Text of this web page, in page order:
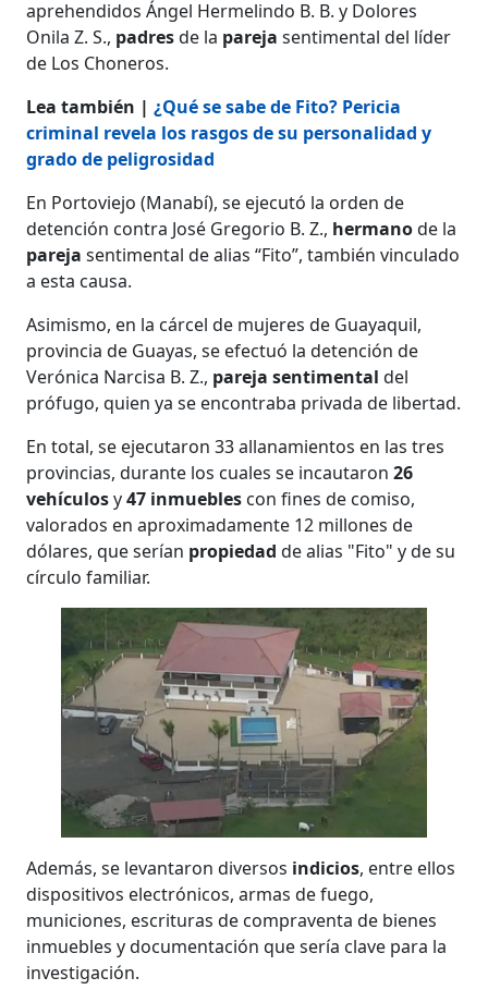
aprehendidos Ángel Hermelindo B. B. y Dolores
Onila Z. S., padresde la parejasentimental del líder
de Los Choneros.
Lea también |¿Qué se sabe de Fito? Pericia
criminal revela los rasgos de su personalidad y
grado de peligrosidad
En Portoviejo (Manabí), se ejecutó la orden de
detención contra José Gregorio B. Z., hermanode la
parejasentimental de alias “Fito”, también vinculado
a esta causa.
Asimismo, en la cárcel de mujeres de Guayaquil,
provincia de Guayas, se efectuó la detención de
Verónica Narcisa B. Z., pareja sentimentaldel
prófugo, quien ya se encontraba privada de libertad.
En total, se ejecutaron 33 allanamientos en las tres
provincias, durante los cuales se incautaron26
vehículosy47 inmuebles con fines de comiso,
valorados en aproximadamente 12 millones de
dólares, que serían propiedadde alias "Fito" y de su
círculo familiar.
Además, se levantaron diversos indicios, entre ellos
dispositivos electrónicos, armas de fuego,
municiones, escrituras de compraventa de bienes
inmuebles y documentación que sería clave para la
investigación.